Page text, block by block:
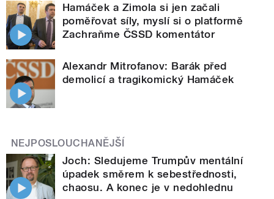
Hamáček a Zimola si jen začali
poměřovat síly, myslí si o platformě
Zachraňme ČSSD komentátor
Alexandr Mitrofanov: Barák před
demolicí a tragikomický Hamáček
NEJPOSLOUCHANĚJŠÍ
Joch: Sledujeme Trumpův mentální
úpadek směrem k sebestřednosti,
chaosu. A konec je v nedohlednu